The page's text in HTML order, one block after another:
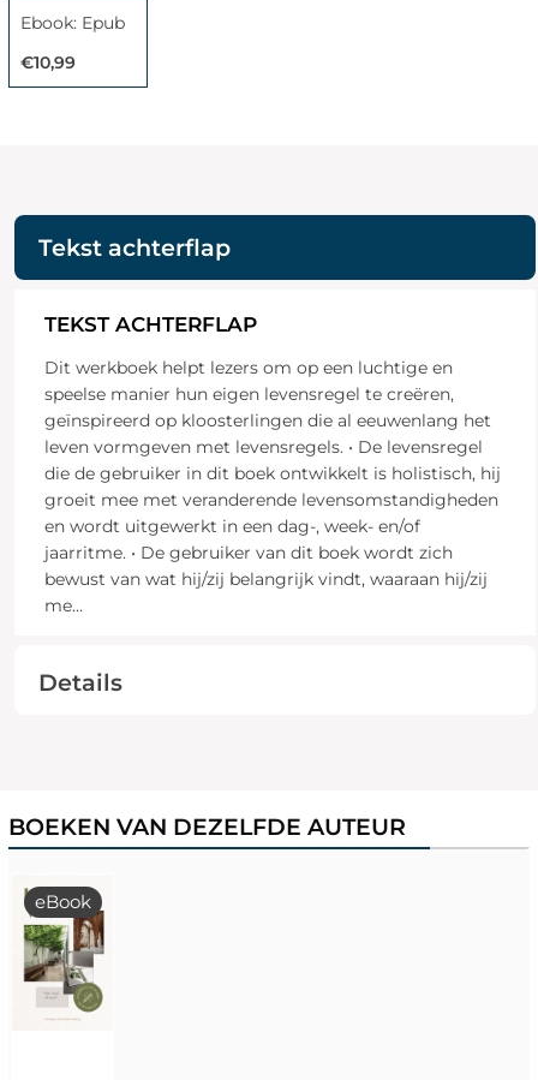
Ebook: Epub
€10,99
Tekst achterflap
TEKST ACHTERFLAP
Dit werkboek helpt lezers om op een luchtige en
speelse manier hun eigen levensregel te creëren,
geïnspireerd op kloosterlingen die al eeuwenlang het
leven vormgeven met levensregels. • De levensregel
die de gebruiker in dit boek ontwikkelt is holistisch, hij
groeit mee met veranderende levensomstandigheden
en wordt uitgewerkt in een dag-, week- en/of
jaarritme. • De gebruiker van dit boek wordt zich
bewust van wat hij/zij belangrijk vindt, waaraan hij/zij
me...
Details
BOEKEN VAN DEZELFDE AUTEUR
eBook